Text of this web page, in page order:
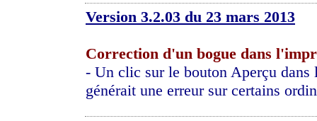
Version 3.2.03 du 23 mars 2013
Correction d'un bogue dans
- Un clic sur le bouton Aperçu dans
générait une erreur sur certains